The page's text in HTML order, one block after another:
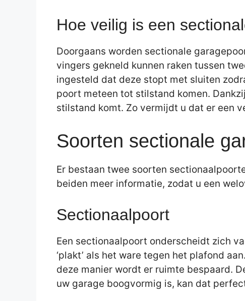
Hoe veilig is een
Doorgaans worden sectionale
vingers gekneld kunnen raken tussen
ingesteld dat deze stopt met sluiten
poort meteen tot stilstand komen.
stilstand komt. Zo vermijdt u dat er een
Soorten sectionale
Er bestaan twee soorten
beiden meer informatie, zodat u een
Sectionaalpoort
Een sectionaalpoort onderscheidt zich
‘plakt’ als het ware tegen het plafond
deze manier wordt er ruimte bespaard.
uw garage boogvormig is, kan dat